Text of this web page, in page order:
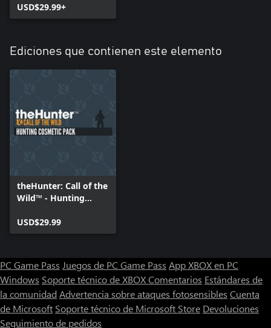
USD$29.99+
Ediciones que contienen este elemento
theHunter: Call of the
Wild™ - Hunting
USD$29.99
PC Game Pass Juegos de PC Game Pass App XBOX en PC
Windows Soporte técnico de XBOXComentarios Estándares de
la comunidad Advertencia sobre ataques fotosensibles Cuenta
de Microsoft Soporte técnico de Microsoft Store Devoluciones
Seguimiento de pedidos